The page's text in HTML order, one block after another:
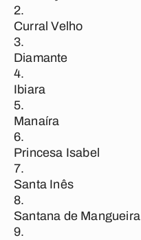
Curral Velho
Diamante
Ibiara
Manaíra
Princesa Isabel
Santa Inês
Santana de Mangueira